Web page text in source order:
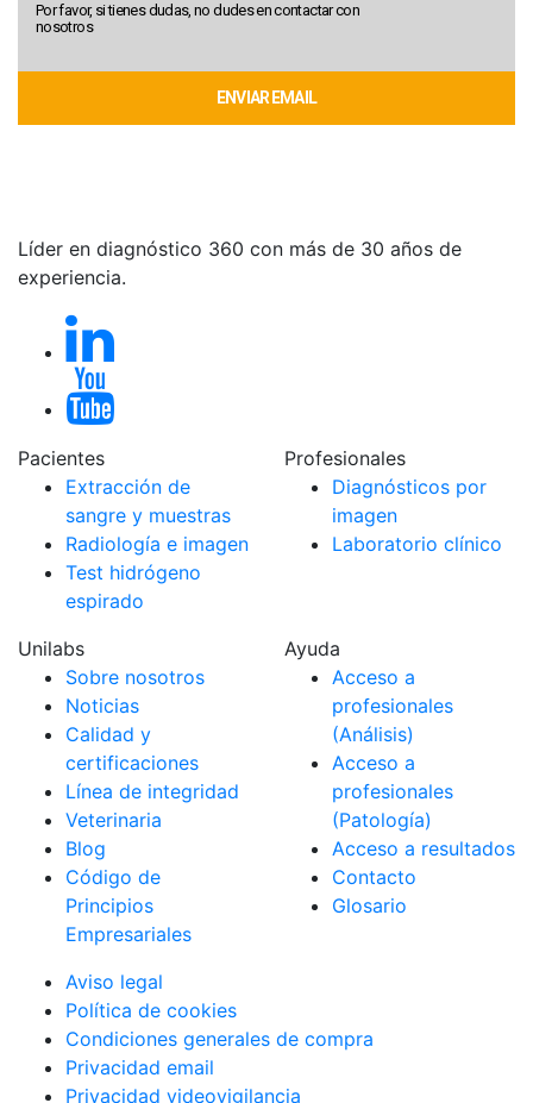
Por favor, si tienes dudas, no dudes en contactar con
nosotros
ENVIAR EMAIL
Líder en diagnóstico 360 con más de 30 años de
experiencia.
Pacientes
Extracción de
sangre y muestras
Radiología e imagen
Test hidrógeno
espirado
Profesionales
Diagnósticos por
imagen
Laboratorio clínico
Unilabs
Sobre nosotros
Noticias
Calidad y
certificaciones
Línea de integridad
Veterinaria
Blog
Código de
Principios
Empresariales
Ayuda
Acceso a
profesionales
(Análisis)
Acceso a
profesionales
(Patología)
Acceso a resultados
Contacto
Glosario
Aviso legal
Política de cookies
Condiciones generales de compra
Privacidad email
Privacidad videovigilancia